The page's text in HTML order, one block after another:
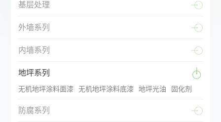
基层处理
外墙系列
内墙系列
地坪系列
无机地坪涂料面漆 无机地坪涂料底漆 地坪光油 固化剂
防腐系列